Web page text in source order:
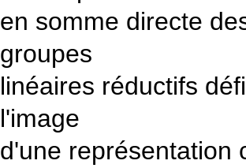
en somme directe
groupes
linéaires réductifs
l'image
d'une représentation